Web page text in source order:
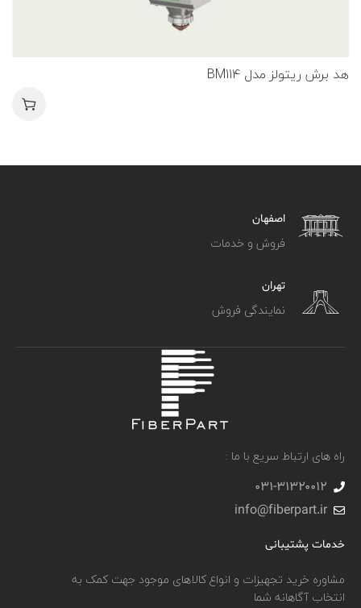
هد برش ریتولز مدل BM114
اصفهان
فروش و خدمات
تهران
نمایندگی فروش
راه های ارتباط سریع با ما :
031-۳۱۳۲۰۰۱۲
info@fiberpart.ir
خدمات پشتیبانی
مشاوره خرید تجهیزات و انواع کالاهای موجود جهت کمک به
انتخاب آگاهانه شما